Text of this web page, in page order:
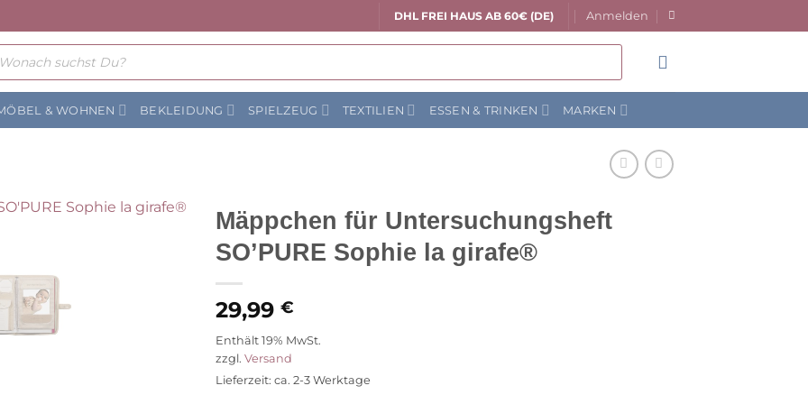
DHL FREI HAUS AB 60€ (DE) Anmelden
& WOHNEN BEKLEIDUNG SPIELZEUG TEXTILIEN ESSEN & TRINKEN MARKEN
Mäppchen für Untersuchungsheft
SO’PURE Sophie la girafe®
29,99 €
Enthält 19% MwSt.
zzgl. Versand
Lieferzeit: ca. 2-3 Werktage